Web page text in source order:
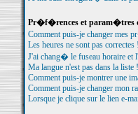
Pr�f�rences et param�tres
Comment puis-je changer mes
Les heures ne sont pas correctes !
J'ai chang� le fuseau horaire et
Ma langue n'est pas dans la liste !
Comment puis-je montrer une
Comment puis-je changer mon
Lorsque je clique sur le lien e-